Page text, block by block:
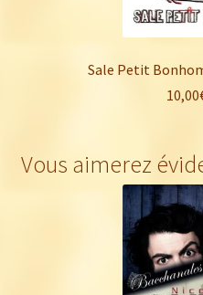
Sale Petit
10,00
Vous aimerez